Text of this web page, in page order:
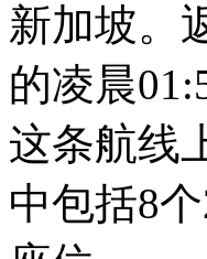
新加坡。
的凌晨
这条航线
中包括8